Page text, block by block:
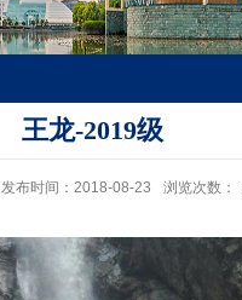
王龙-2019级
发布时间：2018-08-23 浏览次数：